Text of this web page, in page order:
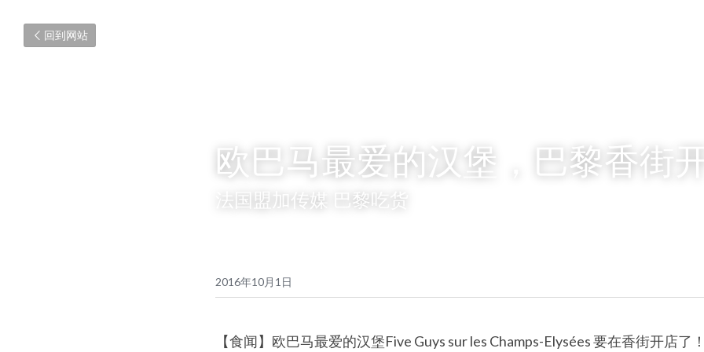
回到网站
欧巴马最爱的汉堡，巴黎香街开
法国盟加传媒 巴黎吃货
2016年10月1日
【食闻】欧巴马最爱的汉堡Five Guys sur les Champs-Elysées 要在香街开店了！